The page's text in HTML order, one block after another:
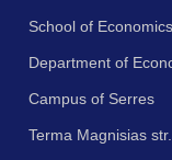
School of
Department of
Campus of Serres
Terma Magnisias